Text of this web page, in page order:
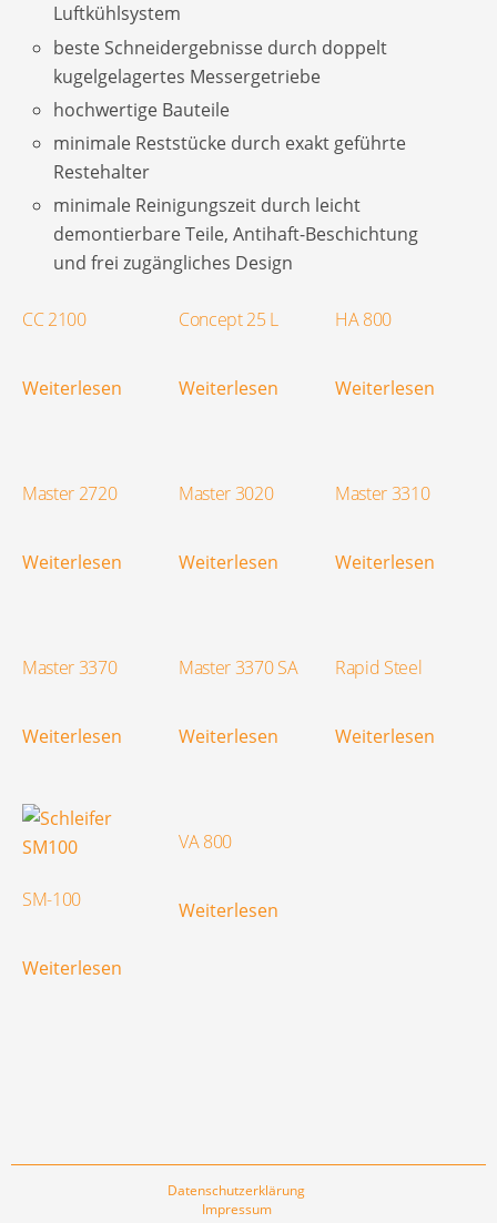
Luftkühlsystem
beste Schneidergebnisse durch doppelt
kugelgelagertes Messergetriebe
hochwertige Bauteile
minimale Reststücke durch exakt geführte
Restehalter
minimale Reinigungszeit durch leicht
demontierbare Teile, Antihaft-Beschichtung
und frei zugängliches Design
CC 2100
Weiterlesen
Concept 25 L
Weiterlesen
HA 800
Weiterlesen
Master 2720
Weiterlesen
Master 3020
Weiterlesen
Master 3310
Weiterlesen
Master 3370
Weiterlesen
Master 3370 SA
Weiterlesen
Rapid Steel
Weiterlesen
SM-100
Weiterlesen
VA 800
Weiterlesen
Datenschutzerklärung
Impressum